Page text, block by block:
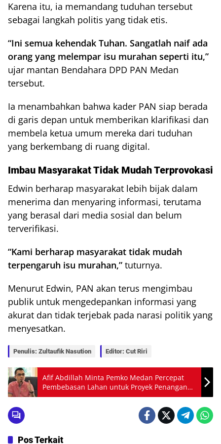
Karena itu, ia memandang tuduhan tersebut
sebagai langkah politis yang tidak etis.
“Ini semua kehendak Tuhan. Sangatlah naif ada
orang yang melempar isu murahan seperti itu,”
ujar mantan Bendahara DPD PAN Medan
tersebut.
Ia menambahkan bahwa kader PAN siap berada
di garis depan untuk memberikan klarifikasi dan
membela ketua umum mereka dari tuduhan
yang berkembang di ruang digital.
Imbau Masyarakat Tidak Mudah Terprovokasi
Edwin berharap masyarakat lebih bijak dalam
menerima dan menyaring informasi, terutama
yang berasal dari media sosial dan belum
terverifikasi.
“Kami berharap masyarakat tidak mudah
terpengaruh isu murahan,” tuturnya.
Menurut Edwin, PAN akan terus mengimbau
publik untuk mengedepankan informasi yang
akurat dan tidak terjebak pada narasi politik yang
menyesatkan.
Penulis: Zultaufik Nasution Editor: Cut Riri
Afif Abdillah Minta Pemko Medan Percepat
Pembebasan Lahan untuk Proyek Penanganan
Banjir
Pos Terkait